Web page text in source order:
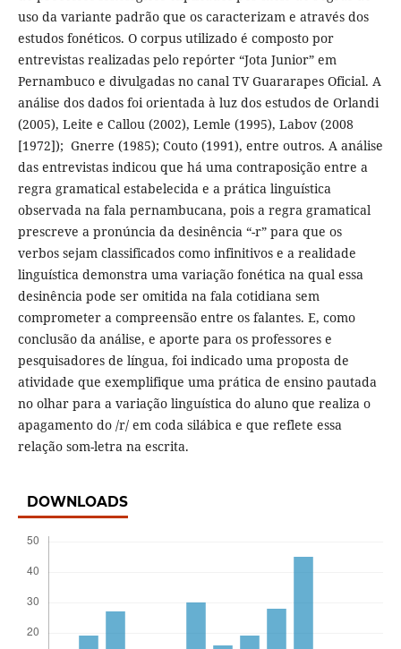
uso da variante padrão que os caracterizam e através dos
estudos fonéticos. O corpus utilizado é composto por
entrevistas realizadas pelo repórter “Jota Junior” em
Pernambuco e divulgadas no canal TV Guararapes Oficial. A
análise dos dados foi orientada à luz dos estudos de Orlandi
(2005), Leite e Callou (2002), Lemle (1995), Labov (2008
[1972]); Gnerre (1985); Couto (1991), entre outros. A análise
das entrevistas indicou que há uma contraposição entre a
regra gramatical estabelecida e a prática linguística
observada na fala pernambucana, pois a regra gramatical
prescreve a pronúncia da desinência “-r” para que os
verbos sejam classificados como infinitivos e a realidade
linguística demonstra uma variação fonética na qual essa
desinência pode ser omitida na fala cotidiana sem
comprometer a compreensão entre os falantes. E, como
conclusão da análise, e aporte para os professores e
pesquisadores de língua, foi indicado uma proposta de
atividade que exemplifique uma prática de ensino pautada
no olhar para a variação linguística do aluno que realiza o
apagamento do /r/ em coda silábica e que reflete essa
relação som-letra na escrita.
DOWNLOADS